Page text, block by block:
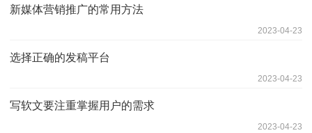
新媒体营销推广的常用方法
2023-04-23
选择正确的发稿平台
2023-04-23
写软文要注重掌握用户的需求
2023-04-23